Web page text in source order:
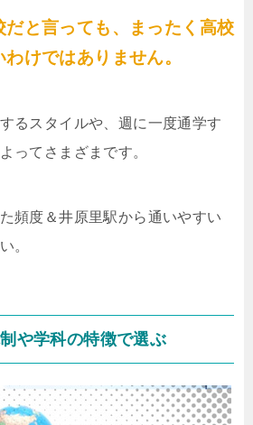
だと言っても、まったく高校
けではありません。
るスタイルや、週に一度通学す
ってさまざまです。
頻度＆井原里駅から通いやすい
。
や学科の特徴で選ぶ